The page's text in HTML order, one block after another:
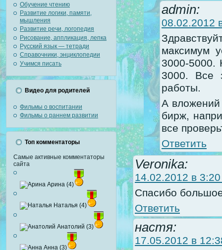
Обучение чтению
Развитие логики, памяти,
мышления
Развитие речи, логопедия
Рисование, аппликация, лепка
Русский язык — тетради
Справочники, энциклопедии
Учимся писать
Видео для родителей
Фильмы о воспитании
Фильмы о раннем развитии
Топ комментаторы
Самые активные комментаторы
сайта
Арина (4)
Наталья (4)
Анатолий (3)
Анна (3)
admin:
08.02.2012
максимум
3000-5000.
3000. Все
работы.
А вложений
бирж,
все
Ответить
Veronika:
14.02.2012 в
Спасибо
Ответить
настя:
17.05.2012 в